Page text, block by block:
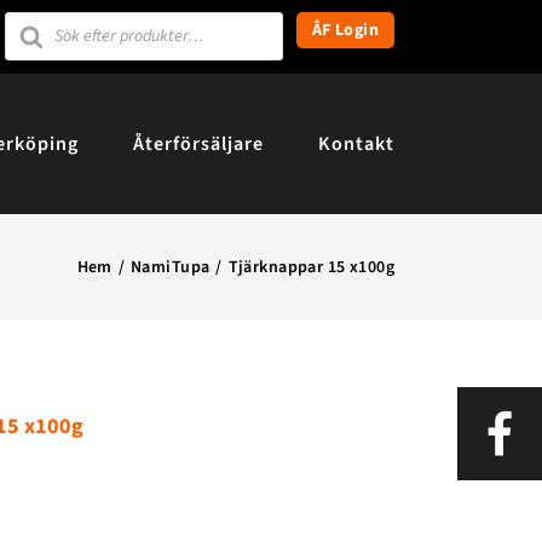
Products
search ÅF Login
Återförsäljare Kontakt
Hem NamiTupa Tjärknappar 15 x100g
x100g